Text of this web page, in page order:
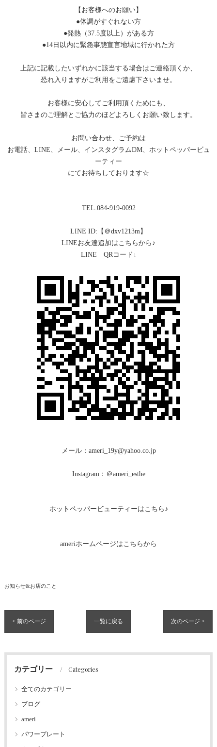
【お客様へのお願い】
●体調がすぐれない方
●発熱（37.5度以上）がある方
●14日以内に緊急事態宣言地域に行かれた方
上記に記載したいずれかに該当する場合はご連絡頂くか、
恐れ入りますがご利用をご遠慮下さいませ。
お客様に安心してご利用頂くためにも、
皆さまのご理解とご協力のほどよろしくお願い致します。
お問い合わせ、ご予約は
お電話、LINE、メール、インスタグラムDM、ホットペッパービュ
ーティー
にてお待ちしております☆
TEL:084-919-0092
LINE ID:【＠dxv1213m】
LINEお友達追加はこちらから♪
LINE QRコード↓
メール：ameri_19y@yahoo.co.jp
Instagram：＠ameri_esthe
ホットペッパービューティーはこちら♪
ameriホームページはこちらから
お知らせ&お店のこと
< 前のページ 一覧に戻る 次のページ >
カテゴリー Categories
全てのカテゴリー
ブログ
ameri
パワープレート